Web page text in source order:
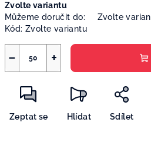
cena:
Zvolte variantu
Můžeme doručit do:
Zvolte
Kód: Zvolte variantu
+
−
Zeptat se Hlídat Sdílet